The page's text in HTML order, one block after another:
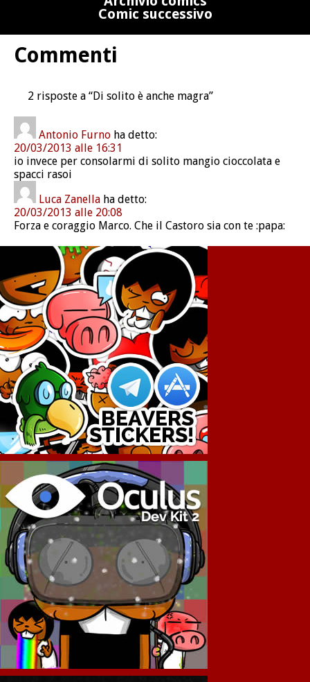
Comic successivo
Commenti
2 risposte a “Di solito è anche magra”
Antonio Furno ha detto:
20/03/2013 alle 16:31
io invece per consolarmi di solito mangio cioccolata e
spacci rasoi
Luca Zanella ha detto:
20/03/2013 alle 20:08
Forza e coraggio Marco. Che il Castoro sia con te :papa: